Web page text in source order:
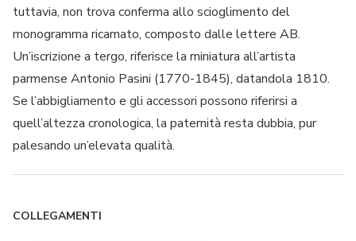
tuttavia, non trova conferma allo scioglimento del
monogramma ricamato, composto dalle lettere AB.
Un’iscrizione a tergo, riferisce la miniatura all’artista
parmense Antonio Pasini (1770-1845), datandola 1810.
Se l’abbigliamento e gli accessori possono riferirsi a
quell’altezza cronologica, la paternità resta dubbia, pur
palesando un’elevata qualità.
COLLEGAMENTI